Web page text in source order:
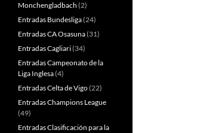
Monchengladbach (2)
Entradas Bundesliga(24)
Entradas CA Osasuna(31)
Entradas Cagliari(34)
Entradas Campeonato de la
Liga Inglesa(4)
Entradas Celta de Vigo(22)
Entradas Champions League
(49)
Entradas Clasificación para la